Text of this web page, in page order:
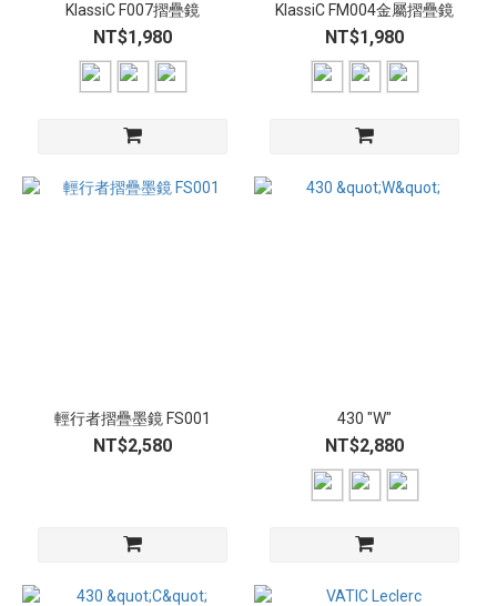
KlassiC F007摺疊鏡
NT$1,980
KlassiC FM004金屬摺疊鏡
NT$1,980
輕行者摺疊墨鏡 FS001
NT$2,580
430 "W"
NT$2,880